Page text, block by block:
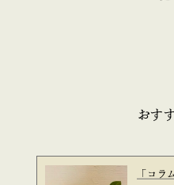
おす
「コラ